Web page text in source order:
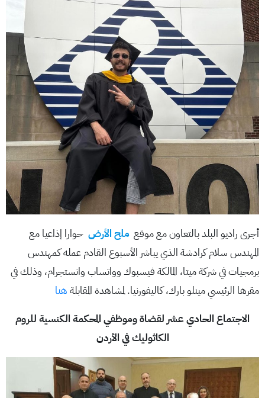
أجرى راديو البلد بالتعاون مع موقع ملح الأرض حوارا إذاعيا مع
المهندس سلام كرادشة الذي يباشر الأسبوع القادم عمله كمهندس
برمجيات في شركة ميتا، المالكة فيسبوك وواتساب وانستجرام، وذلك في
مقرها الرئيسي مينلو بارك، كاليفورنيا. لمشاهدة المقابلة هنا
الاجتماع الحادي عشر لقضاة وموظفي المحكمة الكنسية للروم
الكاثوليك في الأردن